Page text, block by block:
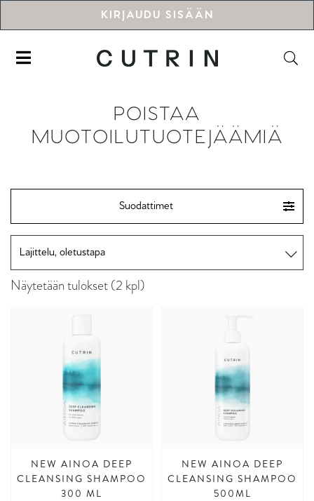
KIRJAUDU SISÄÄN
POISTAA
MUOTOILUTUOTEJÄÄMIÄ
Suodattimet
Näytetään tulokset (2 kpl)
NEW AINOA DEEP
CLEANSING SHAMPOO
300 ML
NEW AINOA DEEP
CLEANSING SHAMPOO
500ML